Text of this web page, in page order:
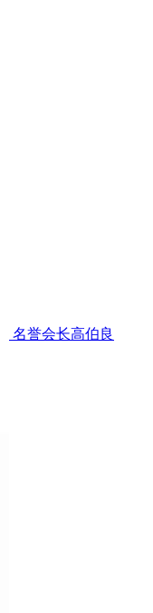
名誉会长高伯良